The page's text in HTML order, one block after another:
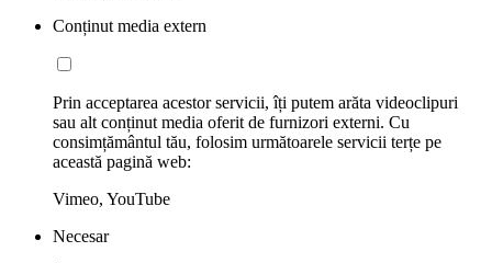
Conținut media extern
Prin acceptarea acestor servicii, îți putem arăta videoclipuri
sau alt conținut media oferit de furnizori externi. Cu
consimțământul tău, folosim următoarele servicii terțe pe
această pagină web:
Vimeo, YouTube
Necesar